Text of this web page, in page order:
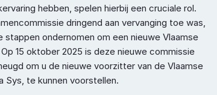
hebben, spelen hierbij een cruciale rol.
dringend aan vervanging toe was,
ondernomen om een nieuwe Vlaamse
15 oktober 2025 is deze nieuwe commissie
om u de nieuwe voorzitter van de Vlaamse
Sys, te kunnen voorstellen.